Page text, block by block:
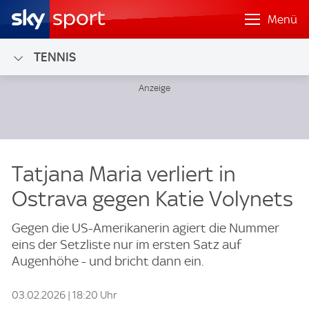
Menü
TENNIS
Tatjana Maria verliert in
Ostrava gegen Katie Volynets
Gegen die US-Amerikanerin agiert die Nummer
eins der Setzliste nur im ersten Satz auf
Augenhöhe - und bricht dann ein.
03.02.2026 | 18:20 Uhr